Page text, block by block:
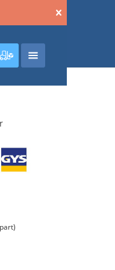
Warenkorb enthält 0